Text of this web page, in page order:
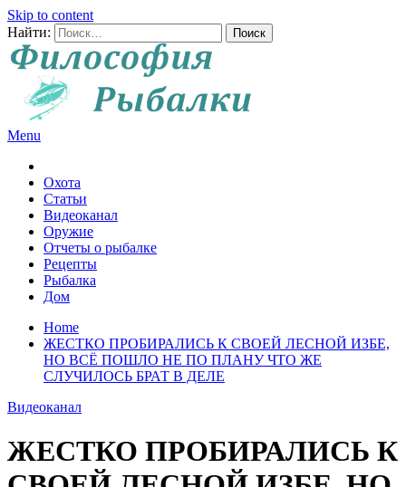
Skip to content
Найти:
Menu
Охота
Статьи
Видеоканал
Оружие
Отчеты о рыбалке
Рецепты
Рыбалка
Дом
Home
ЖЕСТКО ПРОБИРАЛИСЬ К СВОЕЙ ЛЕСНОЙ ИЗБЕ,
НО ВСЁ ПОШЛО НЕ ПО ПЛАНУ ЧТО ЖЕ
СЛУЧИЛОСЬ БРАТ В ДЕЛЕ
Видеоканал
ЖЕСТКО ПРОБИРАЛИСЬ К